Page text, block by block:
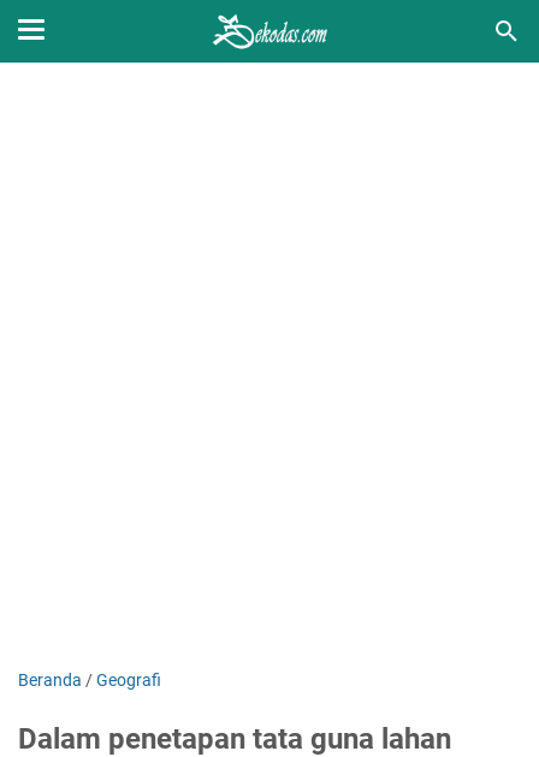
Beranda /Geografi
Dalam penetapan tata guna lahan